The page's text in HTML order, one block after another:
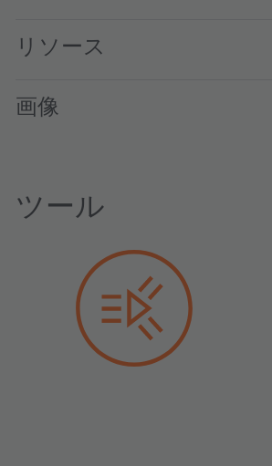
リソース
画像
ツール